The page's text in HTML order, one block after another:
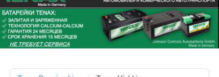
Главная
О нас
Продукты